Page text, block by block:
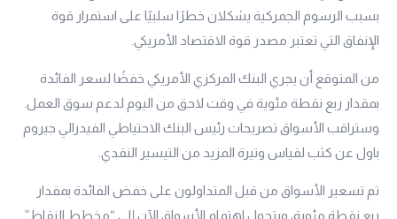
بسبب الرسوم الجمركية يشكلان خطرًا سلبيًا على استمرار قوة
الإنفاق التي تعتبر مصدر قوة الاقتصاد الأمريكي.
من المتوقع أن يجري البنك المركزي الأمريكي خفضًا لسعر الفائدة
بمقدار ربع نقطة مئوية في وقت لاحق من اليوم لدعم سوق العمل.
وستراقب الأسواق تصريحات رئيس البنك الاحتياطي الفيدرالي جيروم
باول عن كثب لقياس وتيرة المزيد من التيسير النقدي.
تم تسعير الأسواق من قبل المتداولون على خفض الفائدة بمقدار
ربع نقطة مئوية، ويتحول اهتمام الأسواق الآن إلى “مخطط النقاط”